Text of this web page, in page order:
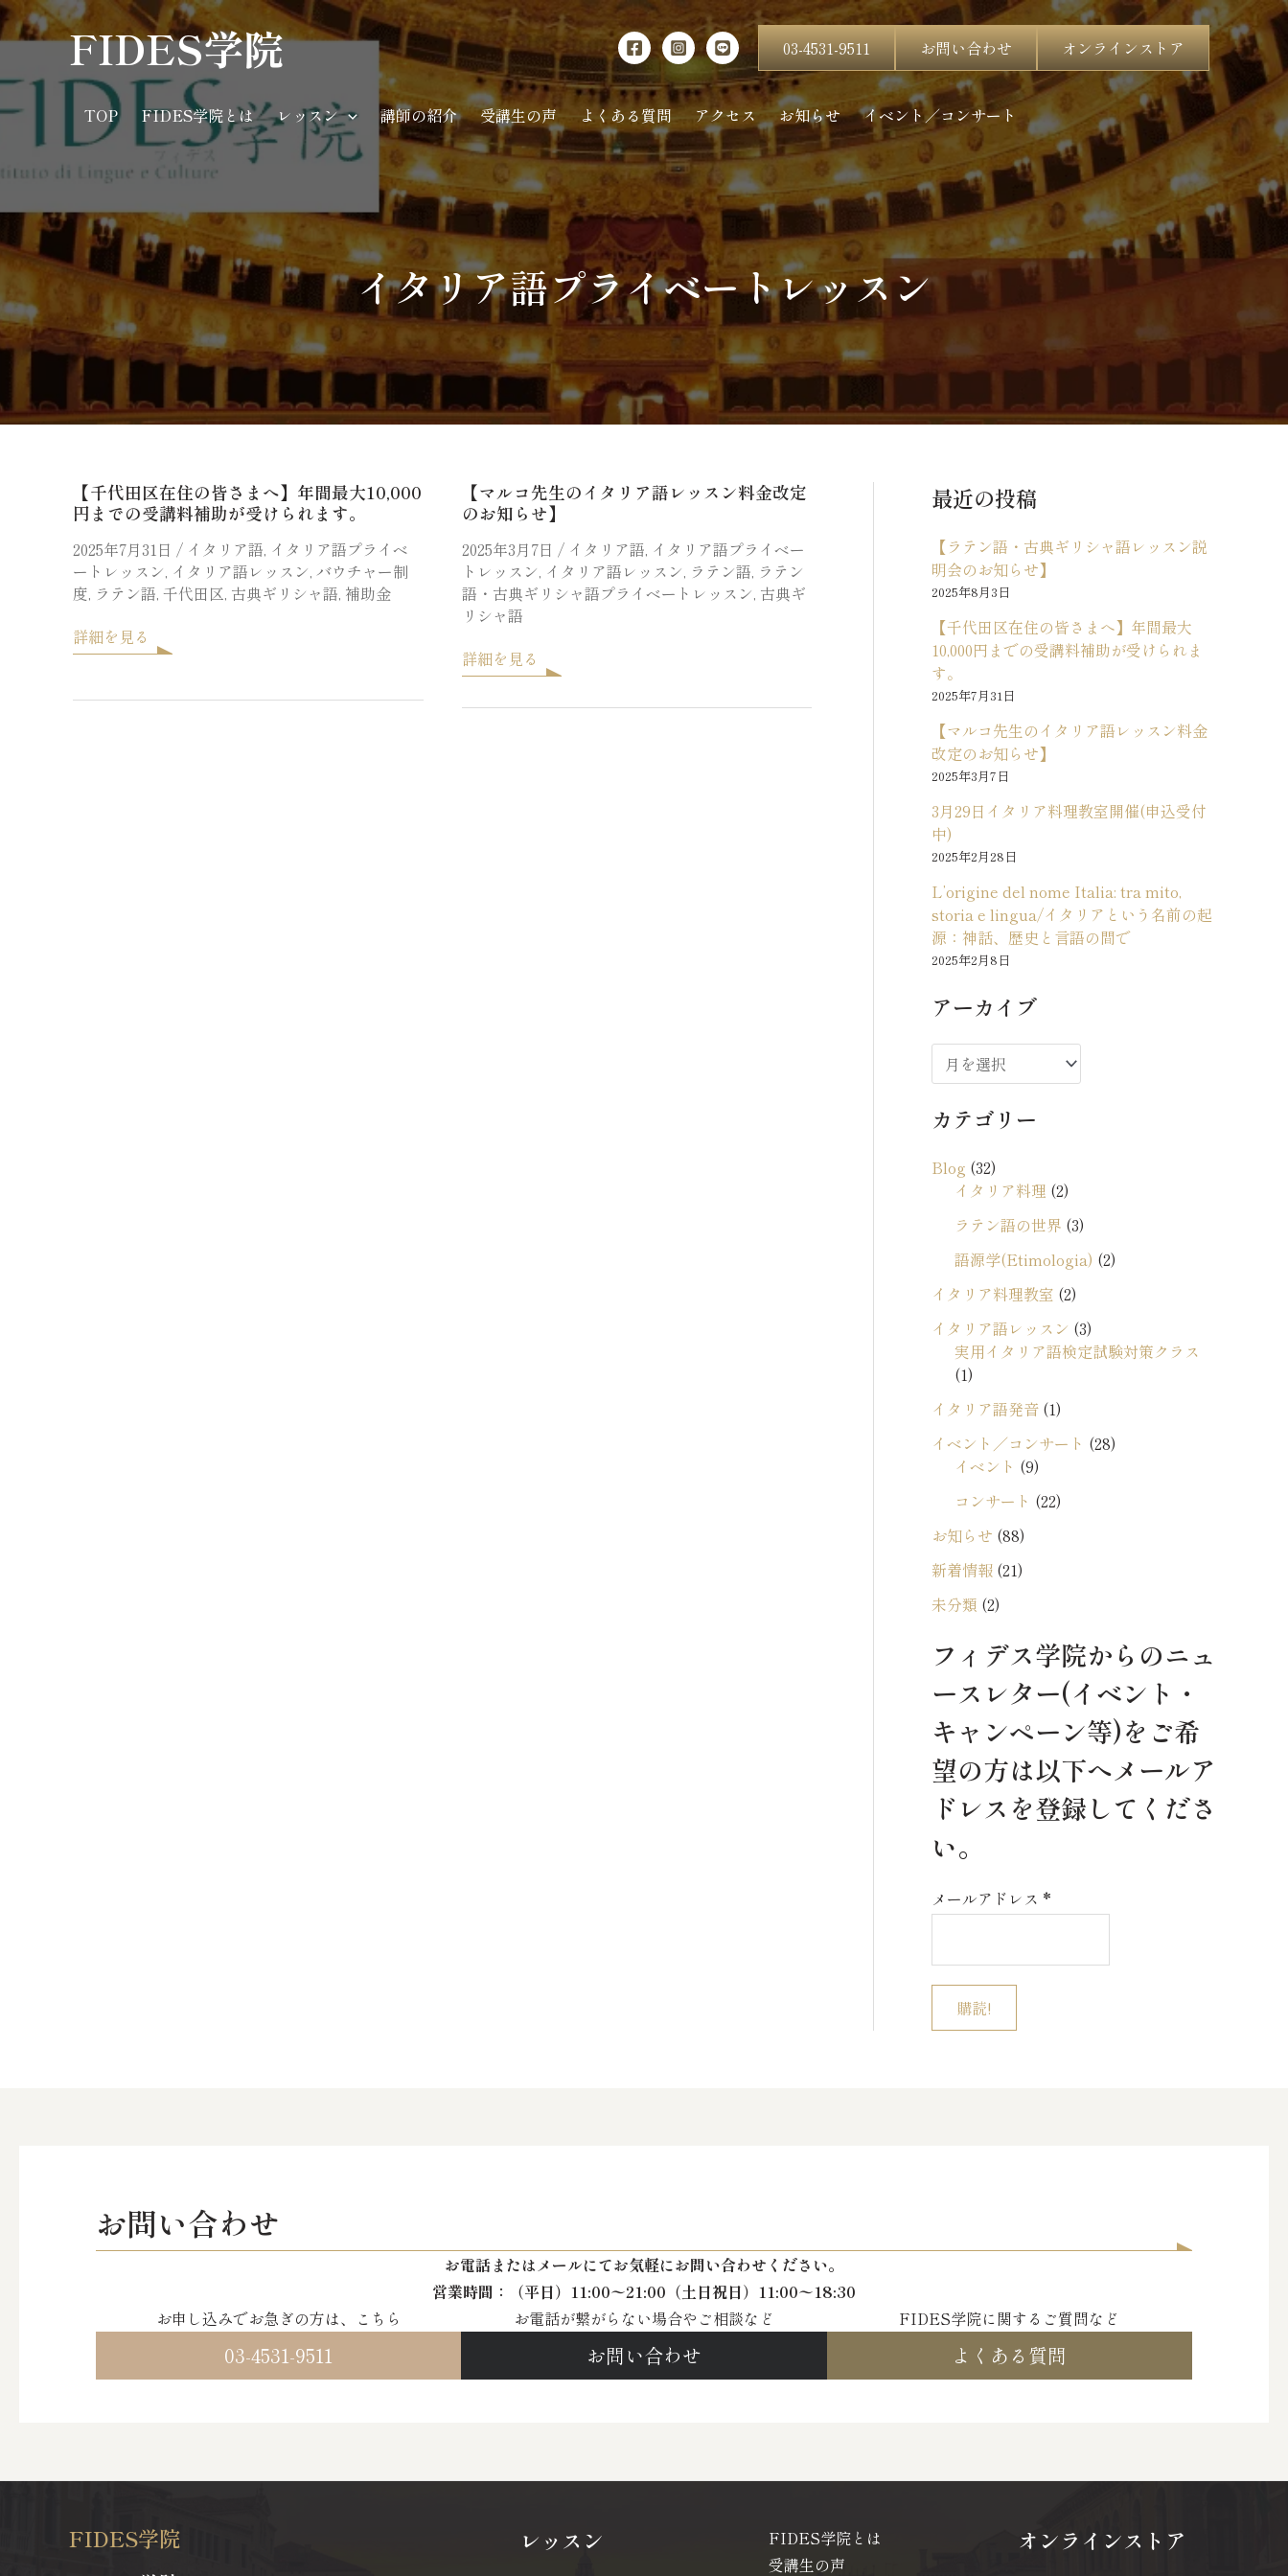
内
容
キ
FIDES学院 03-4531-9511 お問い合わせ オンラインストア
TOP FIDES学院とは レッスン 講師の紹介 受講生の声 よくある質問 アクセス お知らせ イベント／コンサート
イタリア語プライベートレッスン
【千代田区在住の皆さまへ】年間最大10,000
円までの受講料補助が受けられます。
2025年7月31日 / イタリア語, イタリア語プライベ
ートレッスン, イタリア語レッスン, バウチャー制
度, ラテン語, 千代田区, 古典ギリシャ語, 補助金
詳細を見る
【マルコ先生のイタリア語レッスン料金改定
のお知らせ】
2025年3月7日 / イタリア語, イタリア語プライベー
トレッスン, イタリア語レッスン, ラテン語, ラテン
語・古典ギリシャ語プライベートレッスン, 古典ギ
リシャ語
詳細を見る
最近の投稿
【ラテン語・古典ギリシャ語レッスン説
明会のお知らせ】
2025年8月3日
【千代田区在住の皆さまへ】年間最大
10,000円までの受講料補助が受けられま
す。
2025年7月31日
【マルコ先生のイタリア語レッスン料金
改定のお知らせ】
2025年3月7日
3月29日イタリア料理教室開催(申込受付
中)
2025年2月28日
L’origine del nome Italia: tra mito,
storia e lingua/イタリアという名前の起
源：神話、歴史と言語の間で
2025年2月8日
アーカイブ
ー
カ
ブ
カテゴリー
Blog (32)
イタリア料理 (2)
ラテン語の世界 (3)
語源学(Etimologia) (2)
イタリア料理教室 (2)
イタリア語レッスン (3)
実用イタリア語検定試験対策クラス
(1)
イタリア語発音 (1)
イベント／コンサート (28)
イベント (9)
コンサート (22)
お知らせ (88)
新着情報 (21)
未分類 (2)
フィデス学院からのニュ
ースレター(イベント・
キャンペーン等)をご希
望の方は以下へメールア
ドレスを登録してくださ
い。
メールアドレス *
お問い合わせ
お電話またはメールにてお気軽にお問い合わせください。
営業時間：
（平日）11:00〜21:00 （土日祝日）11:00〜18:30
お申し込みでお急ぎの方は、こちら
03-4531-9511
お電話が繋がらない場合やご相談など
お問い合わせ
FIDES学院に関するご質問など
よくある質問
FIDES学院
レッスン
FIDES学院とは
受講生の声
オンラインストア